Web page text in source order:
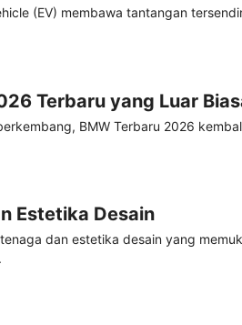
(EV) membawa tantangan
Terbaru yang Luar
BMW Terbaru 2026
Estetika Desain
dan estetika desain yang